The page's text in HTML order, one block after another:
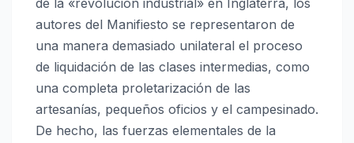
de la «revolución industrial» en Inglaterra, los
autores del Manifiesto se representaron de
una manera demasiado unilateral el proceso
de liquidación de las clases intermedias, como
una completa proletarización de las
artesanías, pequeños oficios y el campesinado.
De hecho, las fuerzas elementales de la